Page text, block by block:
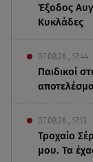
Έξοδος
Κυκλάδες
07.08.26 , 17:44
Παιδικοί
07.08.26 , 17:13
Τροχαίο
μου. Τα